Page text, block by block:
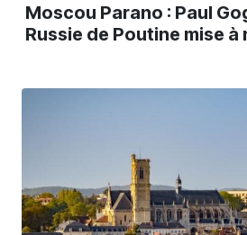
Moscou Parano : Paul
Russie de Poutine mise à